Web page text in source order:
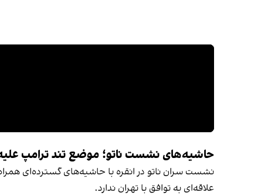
حاشیه‌های نشست ناتو؛ موضع تند ترامپ
نشست سران ناتو در انقره با حاشیه‌های گسترده‌ای همراه
علاقه‌ای به توافق با تهران ندارد.